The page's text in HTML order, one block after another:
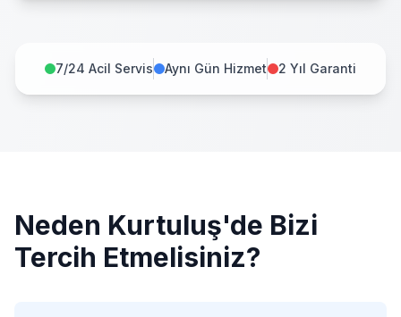
7/24 Acil Servis Aynı Gün Hizmet 2 Yıl Garanti
Neden Kurtuluş'de Bizi
Tercih Etmelisiniz?